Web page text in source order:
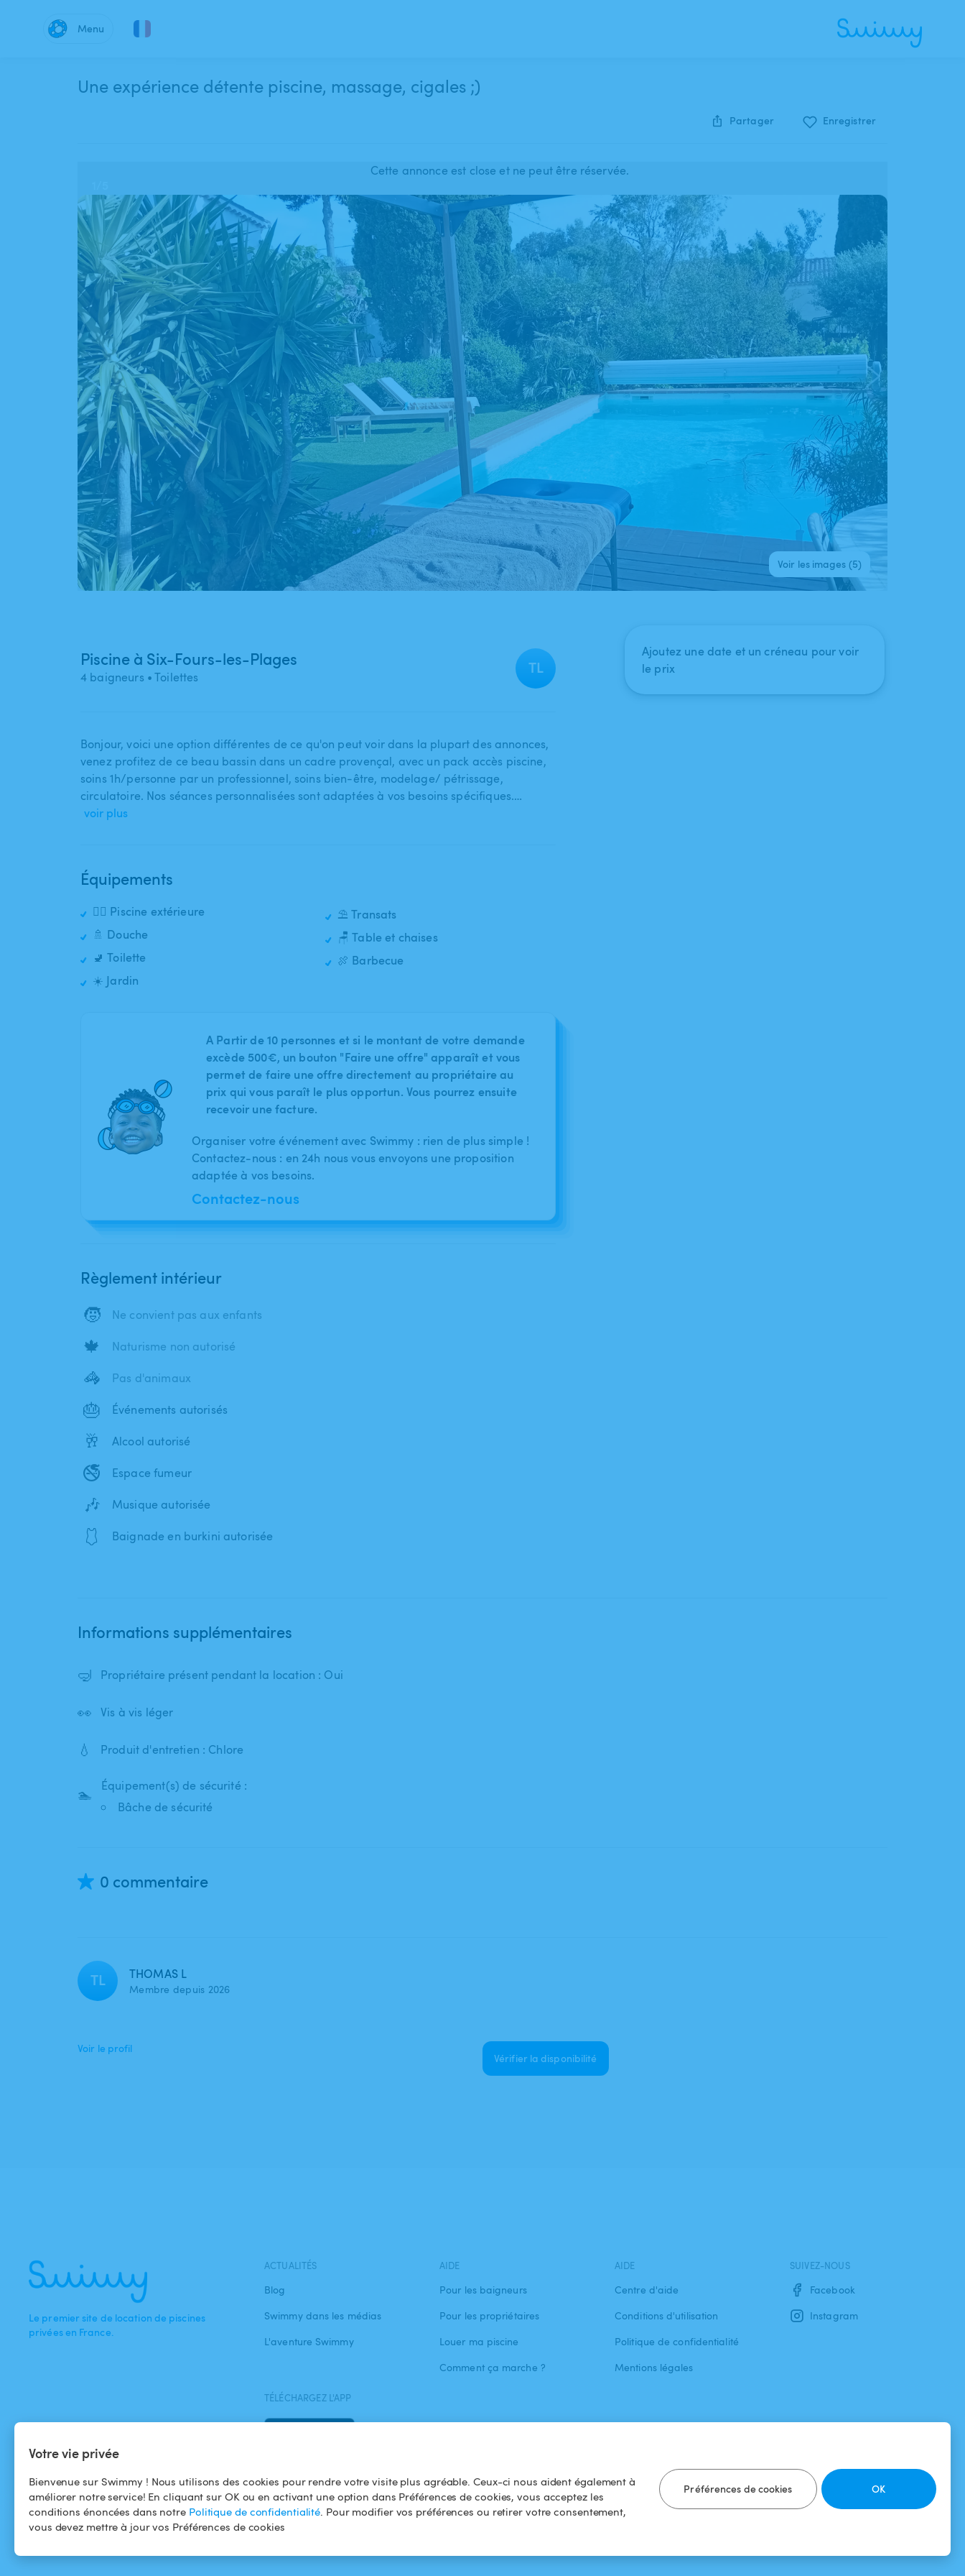
Votre vie privée
Bienvenue sur Swimmy ! Nous utilisons des cookies pour rendre votre visite plus agréable. Ceux-ci nous aident également à
améliorer notre service! En cliquant sur OK ou en activant une option dans Préférences de cookies, vous acceptez les
conditions énoncées dans notre Politique de confidentialité. Pour modifier vos préférences ou retirer votre consentement,
vous devez mettre à jour vos Préférences de cookies
Préférences de cookies OK
Menu
Une expérience détente piscine, massage, cigales ;)
Partager Enregistrer
Cette annonce est close et ne peut être réservée.
Voir les images (5)
Piscine à Six-Fours-les-Plages
4 baigneurs • Toilettes
TL
Bonjour​,​ voici une option différentes de ce qu'on peut voir dans la plupart des annonces​,​
venez profitez de ce beau bassin dans un cadre provençal​,​ avec un pack accès piscine​,​
soins 1h​/​personne par un professionnel​,​ soins bien-être​,​ modelage​/​ pétrissage​,​
circulatoire. Nos séances personnalisées sont adaptées à vos besoins spécifiques.…
voir plus
Équipements
🏊‍♂️ Piscine extérieure
🚿 Douche
🚽 Toilette
☀️ Jardin
⛱️ Transats
🪑 Table et chaises
🍖 Barbecue
A Partir de 10 personnes et si le montant de votre demande
excède 500€, un bouton "Faire une offre" apparaît et vous
permet de faire une offre directement au propriétaire au
prix qui vous paraît le plus opportun. Vous pourrez ensuite
recevoir une facture.
Organiser votre événement avec Swimmy : rien de plus simple !
Contactez-nous : en 24h nous vous envoyons une proposition
adaptée à vos besoins.
Contactez-nous
Règlement intérieur
🧒 Ne convient pas aux enfants
🍁 Naturisme non autorisé
🦓 Pas d'animaux
🎂 Événements autorisés
🥂 Alcool autorisé
🚭 Espace fumeur
🎶 Musique autorisée
🩱 Baignade en burkini autorisée
Ajoutez une date et un créneau pour voir
le prix
Informations supplémentaires
🤿 Propriétaire présent pendant la location : Oui
👀 Vis à vis léger
💧 Produit d'entretien : Chlore
🏊
Équipement(s) de sécurité :
Bâche de sécurité
0 commentaire
TL THOMAS L
Membre depuis 2026
Voir le profil
Vérifier la disponibilité
Le premier site de location de piscines
privées en France.
ACTUALITÉS
Blog
Swimmy dans les médias
L'aventure Swimmy
AIDE
Pour les baigneurs
Pour les propriétaires
Louer ma piscine
Comment ça marche ?
AIDE
Centre d'aide
Conditions d'utilisation
Politique de confidentialité
Mentions légales
SUIVEZ-NOUS
Facebook
Instagram
TÉLÉCHARGEZ L'APP